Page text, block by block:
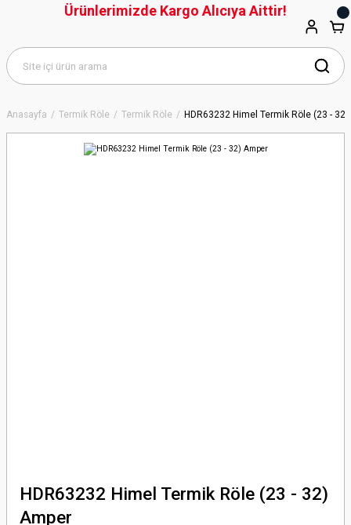
Anasayfa Termik Röle Termik Röle HDR63232 Himel Termik Röle (23 -
HDR63232 Himel Termik Röle (23 - 32)
Amper
Ürünlerimizde Kargo Alıcıya Aittir!